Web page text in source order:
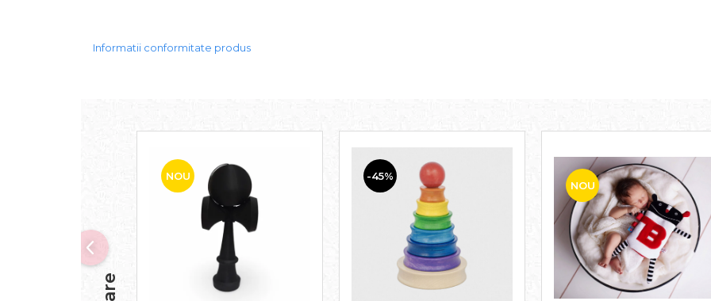
Informatii conformitate produs
NOU -45%
NOU